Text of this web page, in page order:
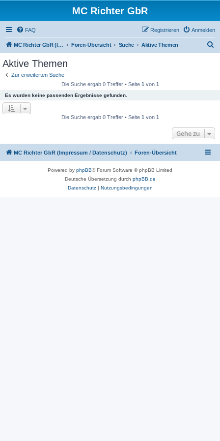
MC Richter GbR
FAQ Anmelden
Registrieren
MC Richter GbR (Impressum / Datenschutz) Foren-Übersicht Suche Aktive Themen
Aktive Themen
Zur erweiterten Suche
Die Suche ergab 0 Treffer • Seite 1 von 1
Es wurden keine passenden Ergebnisse gefunden.
Die Suche ergab 0 Treffer • Seite 1 von 1
Gehe zu
MC Richter GbR (Impressum / Datenschutz) Foren-Übersicht
Powered by phpBB® Forum Software © phpBB Limited
Deutsche Übersetzung durch phpBB.de
Datenschutz| Nutzungsbedingungen